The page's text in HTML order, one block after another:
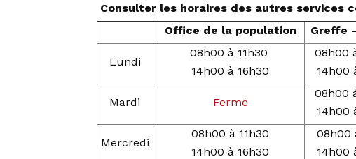
Consulter les horaires des autres services
Office de la population
Greffe
Lundi
08h00 à 11h30
14h00 à 16h30
08h00
14h00
Mardi Fermé
08h00
14h00
Mercredi
08h00 à 11h30
14h00 à 16h30
08h00
14h00